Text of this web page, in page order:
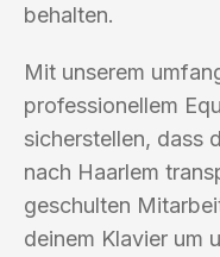
behalten.
Mit unserem
professionellem
sicherstellen, dass
nach Haarlem
geschulten
deinem Klavier um